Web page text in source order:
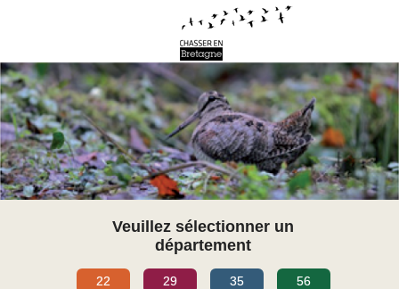
Veuillez sélectionner un
département
22 29 35 56